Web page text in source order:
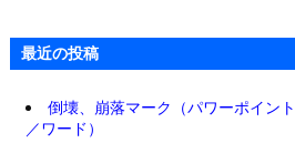
最近の投稿
倒壊、崩落マーク（パワーポイン
／ワード）